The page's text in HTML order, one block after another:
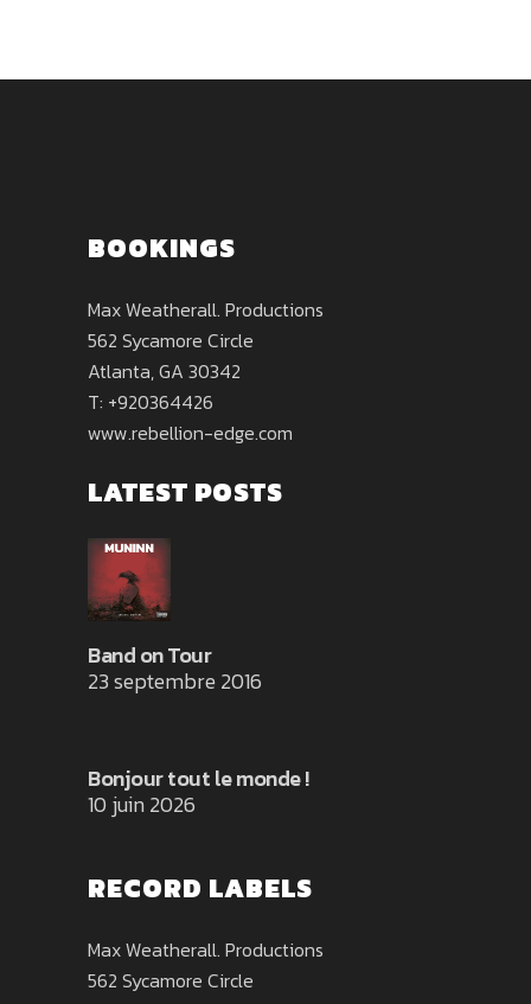
BOOKINGS
Max Weatherall. Productions
562 Sycamore Circle
Atlanta, GA 30342
T: +920364426
www.rebellion-edge.com
LATEST POSTS
Band on Tour
23 septembre 2016
Bonjour tout le monde !
10 juin 2026
RECORD LABELS
Max Weatherall. Productions
562 Sycamore Circle